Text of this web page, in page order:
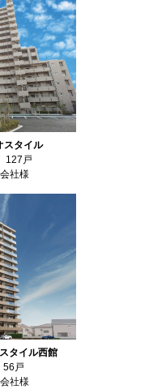
スタイル
127戸
社様
タイル西館
戸
社様